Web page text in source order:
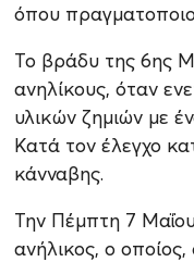
όπου
Το βράδυ της 6ης
ανηλίκους, όταν
υλικών ζημιών με
Κατά τον έλεγχο
κάνναβης.
Την Πέμπτη 7
ανήλικος, ο